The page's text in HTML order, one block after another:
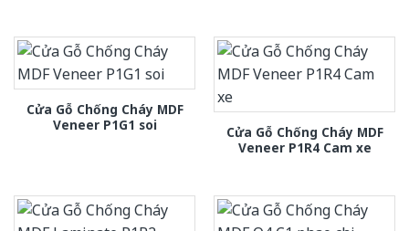
Cửa Gỗ Chống Cháy MDF
Veneer P1G1 soi
Cửa Gỗ Chống Cháy MDF
Veneer P1R4 Cam xe